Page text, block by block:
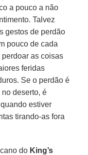
a pouco a não
Talvez
gestos de perdão
pouco de cada
as coisas
feridas
Se o perdão é
deserto, é
estiver
tirando-as fora
do King’s